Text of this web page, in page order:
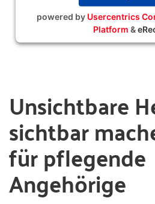
powered by Usercentrics
Platform &
Unsichtbare
sichtbar
für pflegende
Angehörige